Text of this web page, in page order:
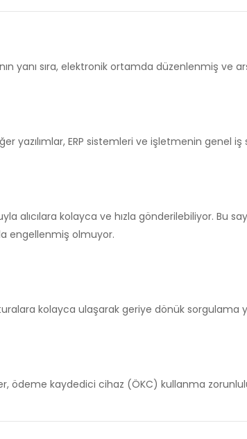
yanı sıra, elektronik ortamda düzenlenmiş
yazılımlar, ERP sistemleri ve işletmenin genel
alıcılara kolayca ve hızla gönderilebiliyor.
engellenmiş olmuyor.
kolayca ulaşarak geriye dönük sorgulama
ödeme kaydedici cihaz (ÖKC) kullanma